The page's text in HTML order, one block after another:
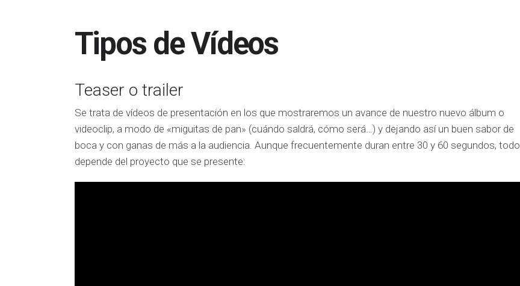
Tipos de Vídeos
Teaser o trailer
Se trata de vídeos de presentación en los que mostraremos un avance de nuestro nuevo álbum o
videoclip, a modo de «miguitas de pan» (cuándo saldrá, cómo será…) y dejando así un buen sabor de
boca y con ganas de más a la audiencia. Aunque frecuentemente duran entre 30 y 60 segundos, todo
depende del proyecto que se presente: